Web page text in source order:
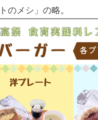
のメシ」の略。